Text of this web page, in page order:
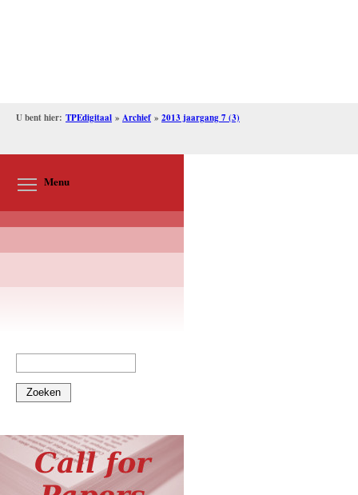
U bent hier: TPEdigitaal » Archief » 2013 jaargang 7 (3)
Menu
Zoeken